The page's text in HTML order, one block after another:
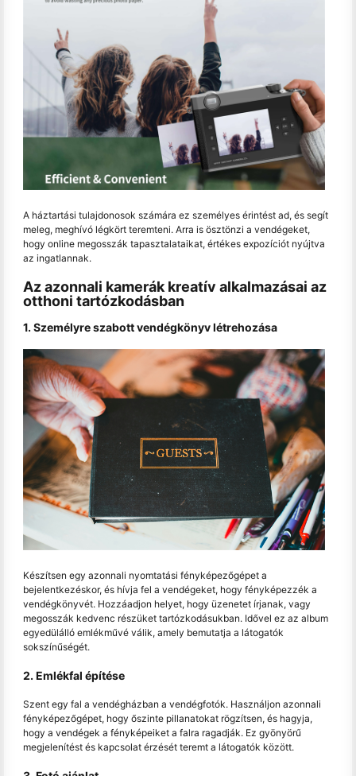
A háztartási tulajdonosok számára ez személyes érintést ad, és segít
meleg, meghívó légkört teremteni. Arra is ösztönzi a vendégeket,
hogy online megosszák tapasztalataikat, értékes expozíciót nyújtva
az ingatlannak.
Az azonnali kamerák kreatív alkalmazásai az
otthoni tartózkodásban
1. Személyre szabott vendégkönyv létrehozása
Készítsen egy azonnali nyomtatási fényképezőgépet a
bejelentkezéskor, és hívja fel a vendégeket, hogy fényképezzék a
vendégkönyvét. Hozzáadjon helyet, hogy üzenetet írjanak, vagy
megosszák kedvenc részüket tartózkodásukban. Idővel ez az album
egyedülálló emlékművé válik, amely bemutatja a látogatók
sokszínűségét.
2. Emlékfal építése
Szent egy fal a vendégházban a vendégfotók. Használjon azonnali
fényképezőgépet, hogy őszinte pillanatokat rögzítsen, és hagyja,
hogy a vendégek a fényképeiket a falra ragadják. Ez gyönyörű
megjelenítést és kapcsolat érzését teremt a látogatók között.